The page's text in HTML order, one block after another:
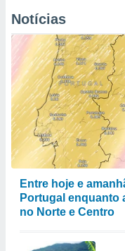
Notícias
Entre hoje e
Portugal enquanto
no Norte e Centro